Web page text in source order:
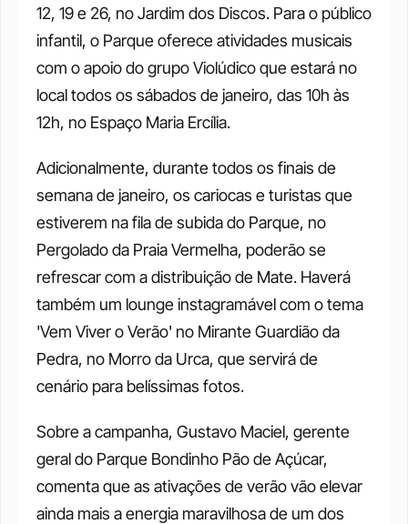
12, 19 e 26, no Jardim dos Discos. Para o público
infantil, o Parque oferece atividades musicais
com o apoio do grupo Violúdico que estará no
local todos os sábados de janeiro, das 10h às
12h, no Espaço Maria Ercília.
Adicionalmente, durante todos os finais de
semana de janeiro, os cariocas e turistas que
estiverem na fila de subida do Parque, no
Pergolado da Praia Vermelha, poderão se
refrescar com a distribuição de Mate. Haverá
também um lounge instagramável com o tema
'Vem Viver o Verão' no Mirante Guardião da
Pedra, no Morro da Urca, que servirá de
cenário para belíssimas fotos.
Sobre a campanha, Gustavo Maciel, gerente
geral do Parque Bondinho Pão de Açúcar,
comenta que as ativações de verão vão elevar
ainda mais a energia maravilhosa de um dos